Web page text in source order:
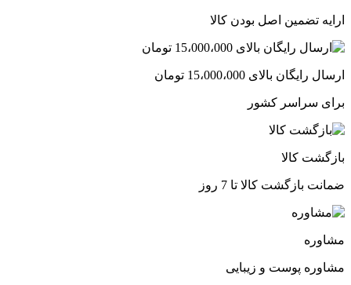
ارایه تضمین اصل بودن کالا
ارسال رایگان بالای 15،000،000 تومان
برای سراسر کشور
بازگشت کالا
ضمانت بازگشت کالا تا 7 روز
مشاوره
مشاوره پوست و زیبایی